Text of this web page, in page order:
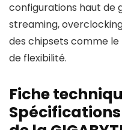
configurations haut de
streaming,
des chipsets comme le
de flexibilité.
Fiche